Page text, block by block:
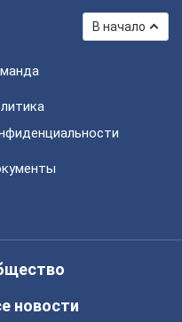
В начало
новости